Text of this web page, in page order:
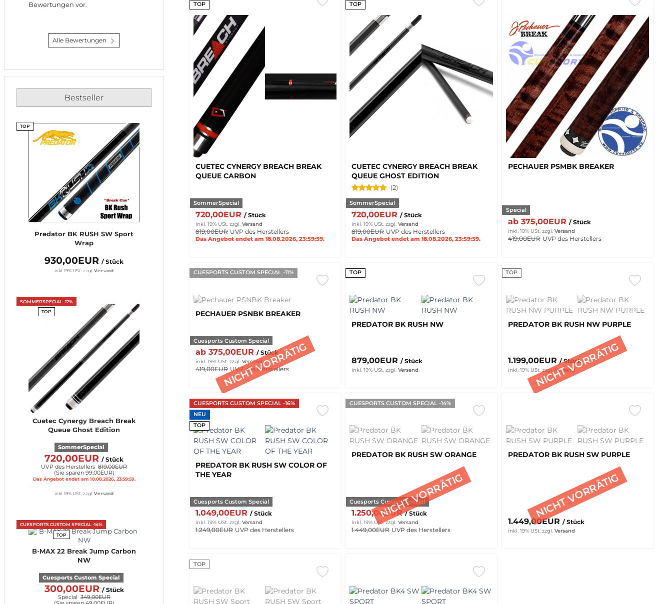
TOP
CUETEC CYNERGY BREACH BREAK
QUEUE CARBON
SommerSpecial
720,00EUR / Stück
inkl. 19% USt. zzgl. Versand
819,00EUR UVP des Herstellers
Das Angebot endet am 18.08.2026, 23:59:59.
TOP
CUETEC CYNERGY BREACH BREAK
QUEUE GHOST EDITION
(2)
SommerSpecial
720,00EUR/ Stück
inkl. 19% USt. zzgl.Versand
819,00EUR UVP des Herstellers
Das Angebot endet am 18.08.2026, 23:59:59.
PECHAUER PSMBK BREAKER
Special
ab 375,00EUR / Stück
inkl. 19% USt. zzgl. Versand
419,00EUR UVP des Herstellers
CUESPORTS CUSTOM SPECIAL -11%
PECHAUER PSNBK BREAKER
Cuesports Custom Special
ab 375,00EUR / Stück
inkl. 19% USt. zzgl. Versand
419,00EUR UVP des Herstellers
TOP
PREDATOR BK RUSH NW
879,00EUR/ Stück
inkl. 19% USt. zzgl.Versand
TOP
PREDATOR BK RUSH NW PURPLE
1.199,00EUR / Stück
inkl. 19% USt. zzgl. Versand
CUESPORTS CUSTOM SPECIAL -16%
NEU
TOP
PREDATOR BK RUSH SW COLOR OF
THE YEAR
Cuesports Custom Special
1.049,00EUR / Stück
inkl. 19% USt. zzgl. Versand
1.249,00EUR UVP des Herstellers
CUESPORTS CUSTOM SPECIAL -14%
PREDATOR BK RUSH SW ORANGE
Cuesports Custom Special
1.250,00EUR/ Stück
inkl. 19% USt. zzgl.Versand
1.449,00EUR UVP des Herstellers
PREDATOR BK RUSH SW PURPLE
1.449,00EUR / Stück
inkl. 19% USt. zzgl. Versand
TOP
Bewertungen vor.
Alle Bewertungen
Bestseller
Predator BK RUSH SW Sport
Wrap
TOP
930,00EUR / Stück
inkl. 19% USt. zzgl. Versand
Cuetec Cynergy Breach Break
Queue Ghost Edition
SOMMERSPECIAL -12%
TOP
SommerSpecial
720,00EUR / Stück
UVP des Herstellers 819,00EUR
(Sie sparen 99,00EUR)
Das Angebot endet am 18.08.2026, 23:59:59.
inkl. 19% USt.zzgl.Versand
B-MAX 22 Break Jump Carbon
NW
CUESPORTS CUSTOM SPECIAL -14%
TOP
Cuesports Custom Special
300,00EUR / Stück
Special 349,00EUR